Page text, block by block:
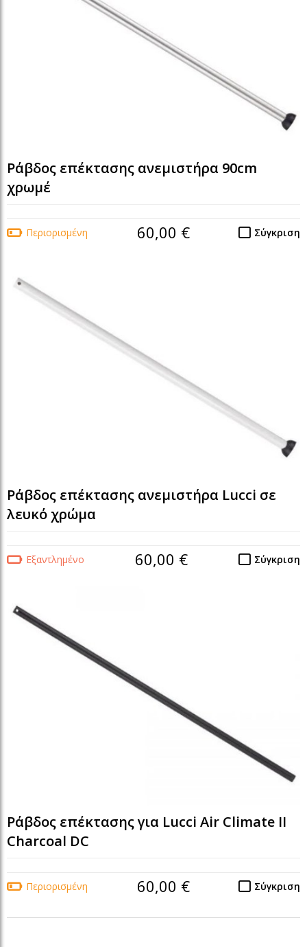
Ράβδος επέκτασης ανεμιστήρα 90cm
χρωμέ
Περιορισμένη Σύγκριση
60,00 €
Ράβδος επέκτασης ανεμιστήρα Lucci σε
λευκό χρώμα
Εξαντλημένο Σύγκριση
60,00 €
Ράβδος επέκτασης για Lucci Air Climate II
Charcoal DC
Περιορισμένη Σύγκριση
60,00 €